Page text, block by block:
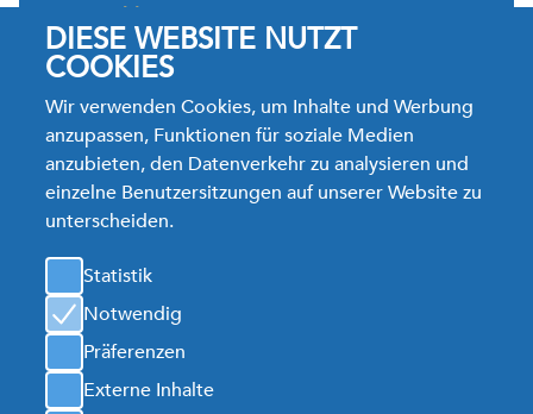
DIESE WEBSITE NUTZT
COOKIES
Wir verwenden Cookies, um Inhalte und Werbung
anzupassen, Funktionen für soziale Medien
anzubieten, den Datenverkehr zu analysieren und
einzelne Benutzersitzungen auf unserer Website zu
unterscheiden.
Statistik
Notwendig
Präferenzen
Externe Inhalte
Westerwaldstrasse 26,
35764 Sinn-Fleisbach
Deutschland
TechService Tel. +49.2772.92366.66
Fax: +49.2772.92366.28
Jobs E-Mail:bewerbung@cntrline.com
Info E-Mail:clg.sales@cntrline.com
CenterLine Germany GmbH
Seitenverzeichnis